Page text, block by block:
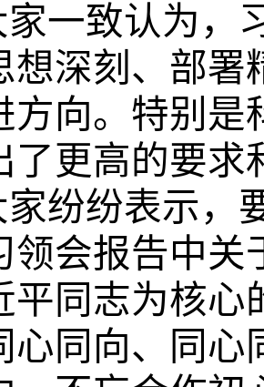
一致认为，
想深刻、部署
方向。特别
了更高的要求
纷纷表示，
领会报告中关
平同志为核
心同向、同心